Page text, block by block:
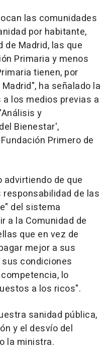
las comunidades
por habitante,
de Madrid, las que
Primaria y menos
tienen, por
ha señalado la
los medios previas a
y
Bienestar',
Primero de
advirtiendo de que
de las
del sistema
a la Comunidad de
que en vez de
mejor a sus
condiciones
lo
a los ricos".
sanidad pública,
y el desvío del
la ministra.